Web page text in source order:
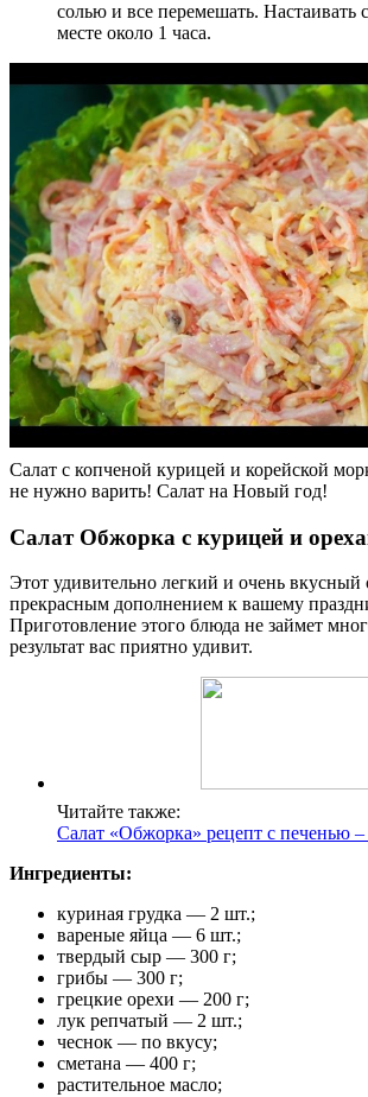
солью и все перемешать. Настаивать
месте около 1 часа.
Салат с копченой курицей и корейской
не нужно варить! Салат на Новый год!
Салат Обжорка с курицей и
Этот удивительно легкий и очень вкусный
прекрасным дополнением к вашему
Приготовление этого блюда не займет
результат вас приятно удивит.
Читайте также:
Салат «Обжорка» рецепт с печенью –
Ингредиенты:
куриная грудка — 2 шт.;
вареные яйца — 6 шт.;
твердый сыр — 300 г;
грибы — 300 г;
грецкие орехи — 200 г;
лук репчатый — 2 шт.;
чеснок — по вкусу;
сметана — 400 г;
растительное масло;